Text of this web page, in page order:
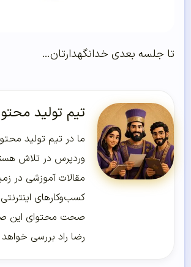
تا جلسه بعدی خدانگهدارتان…
تیم تولید
ما در تیم تولید
وردپرس در تلاش
مقالات آموزشی در
کسب‌و‌کارهای
صحت محتوای این
رضا راد بررسی